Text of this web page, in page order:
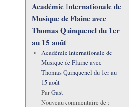
Académie Internationale de
Musique de Flaine avec
Thomas Quinquenel du 1er
au 15 août
Académie Internationale de
Musique de Flaine avec
Thomas Quinquenel du 1er au
15 août
ParGast
Nouveau commentaire de :